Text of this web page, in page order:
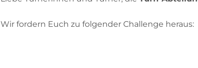
Wir fordern Euch zu folgender Challenge heraus: